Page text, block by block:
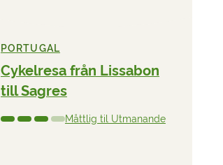
PORTUGAL
Cykelresa från Lissabon
till Sagres
Måttlig til Utmanande